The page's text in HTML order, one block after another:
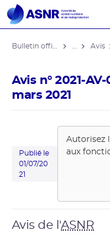
Avis
Avis n° 2021-
mars 2021
Publié le
01/07/20
21
Autorisez
aux
Avis de l'ASNR